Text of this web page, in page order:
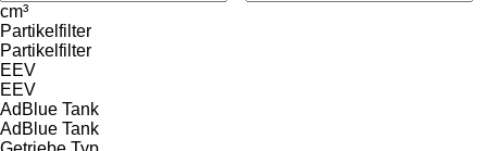
cm³
Partikelfilter
Partikelfilter
EEV
EEV
AdBlue Tank
AdBlue Tank